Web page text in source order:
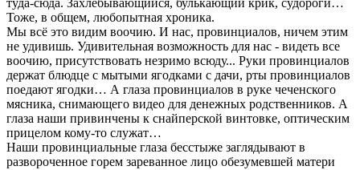
туда-сюда. Захлебывающийся, булькающий крик, судороги…
Тоже, в общем, любопытная хроника.
Мы всё это видим воочию. И нас, провинциалов, ничем этим
не удивишь. Удивительная возможность для нас - видеть все
воочию, присутствовать незримо всюду... Руки провинциалов
держат блюдце с мытыми ягодками с дачи, рты провинциалов
поедают ягодки… А глаза провинциалов в руке чеченского
мясника, снимающего видео для денежных родственников. А
глаза наши привинчены к снайперской винтовке, оптическим
прицелом кому-то служат…
Наши провинциальные глаза бесстыже заглядывают в
развороченное горем зареванное лицо обезумевшей матери